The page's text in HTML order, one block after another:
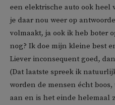
een elektrische auto ook heel
je daar nou weer op
volmaakt, ja ook ik heb boter
nog? Ik doe mijn kleine best
Liever inconsequent goed,
(Dat laatste spreek ik
worden de mensen écht
aan en is het einde helemaal